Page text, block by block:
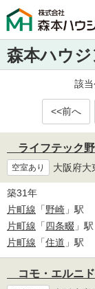
森本ハウ
該
<<前へ
ライフテック
空室あり 大阪府大
築31年
片町線 「野崎 」駅
片町線 「四条畷 」駅
片町線 「住道 」駅
コモ・エルニド